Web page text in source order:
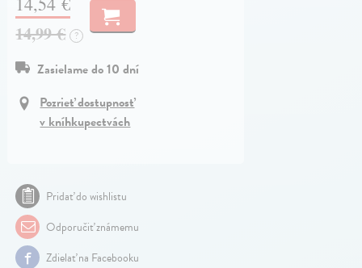
14,99 € ?
Zasielame do 10 dní
Pozrieť dostupnosť
v kníhkupectvách
Pridať do wishlistu
Odporučiť známemu
Zdielať na Facebooku